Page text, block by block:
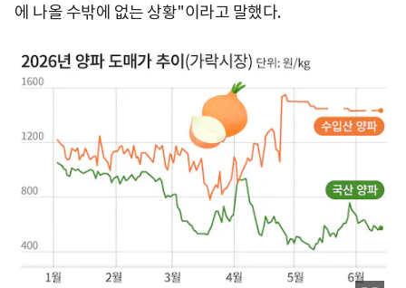
에 나올 수밖에 없는 상황"이라고 말했다.